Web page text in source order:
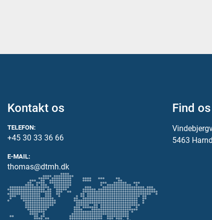
Kontakt os
TELEFON:
+45 30 33 36 66
E-MAIL:
thomas@dtmh.dk
Find os
5463